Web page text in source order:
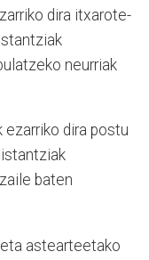
dira itxarote-
neurriak
dira postu
baten
astearteetako